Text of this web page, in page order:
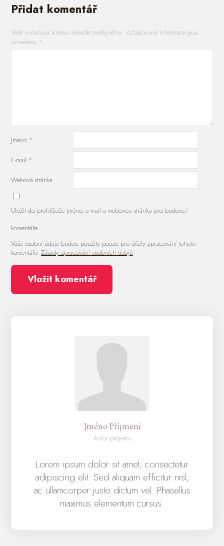
Přidat komentář
Vaše e-mailová adresa nebude zveřejněna. Vyžadované informace jsou
označeny *
Jméno *
E-mail *
Webová stránka
Uložit do prohlížeče jméno, e-mail a webovou stránku pro budoucí
komentáře.
Vaše osobní údaje budou použity pouze pro účely zpracování tohoto
komentáře. Zásady zpracování osobních údajů
Jméno Příjmení
Autor projektu
Lorem ipsum dolor sit amet, consectetur
adipiscing elit. Sed aliquam efficitur nisl,
ac ullamcorper justo dictum vel. Phasellus
maximus elementum cursus.